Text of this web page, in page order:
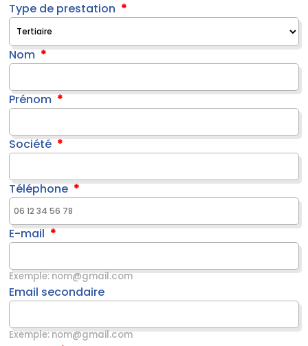
Type de prestation
Nom
Prénom
Société
Téléphone
E-mail
Exemple: nom@gmail.com
Email secondaire
Exemple: nom@gmail.com